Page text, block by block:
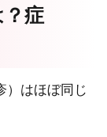
？症
）はほぼ同じ